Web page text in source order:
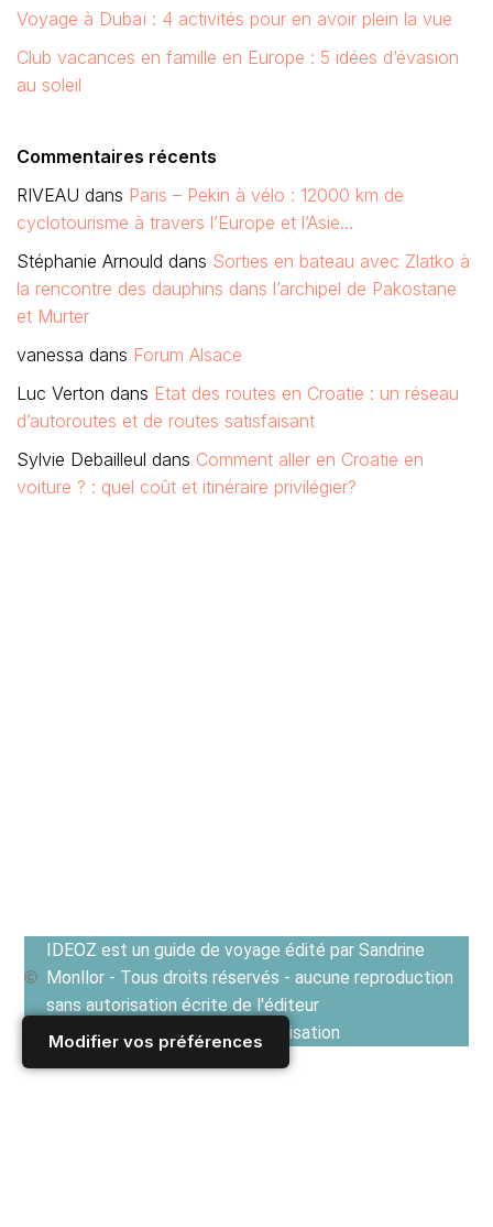
Modifier vos préférences
Voyage à Dubaï : 4 activités pour en avoir plein la vue
Club vacances en famille en Europe : 5 idées d’évasion
au soleil
Commentaires récents
RIVEAU dans Paris – Pekin à vélo : 12000 km de
cyclotourisme à travers l’Europe et l’Asie…
Stéphanie Arnould dans Sorties en bateau avec Zlatko à
la rencontre des dauphins dans l’archipel de Pakostane
et Murter
vanessa dans Forum Alsace
Luc Verton dans Etat des routes en Croatie : un réseau
d’autoroutes et de routes satisfaisant
Sylvie Debailleul dans Comment aller en Croatie en
voiture ? : quel coût et itinéraire privilégier?
IDEOZ est un guide de voyage édité par Sandrine
Monllor - Tous droits réservés - aucune reproduction
sans autorisation écrite de l'éditeur
Voir les Conditions générales d'utilisation